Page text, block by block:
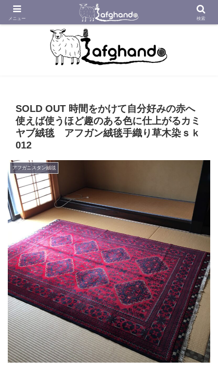
アフガニスタンの工房から織り紡いだアフガン絨毯をあなたへ
SOLD OUT 時間をかけて自分好みの赤へ
使えば使うほど趣のある色に仕上がるカミ
ヤブ絨毯 アフガン絨毯手織り草木染ｓｋ
012
アフガニスタン絨毯
メニュー 検索